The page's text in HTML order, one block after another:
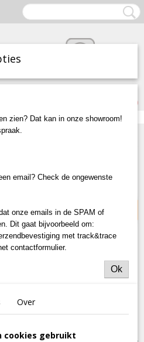
(0)
- 60mm - RVS316
EXCLUSIEF!
zien? Dat kan in onze showroom!
email? Check de ongewenste
onze emails in de SPAM of
Dit gaat bijvoorbeeld om:
met track&trace
contactformulier.
Ok
Over
cookies gebruikt